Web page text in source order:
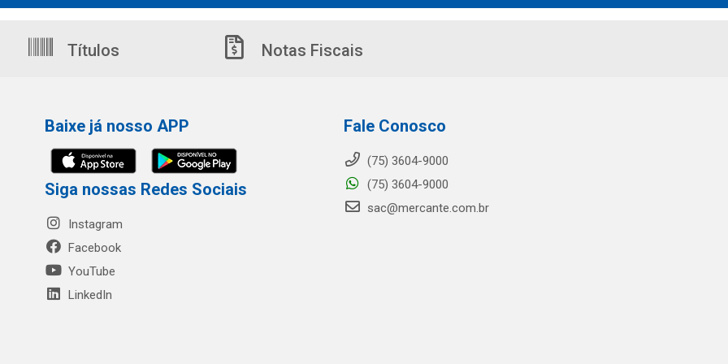
Títulos Notas Fiscais
Baixe já nosso APP
Siga nossas Redes Sociais
Instagram
Facebook
YouTube
LinkedIn
Fale Conosco
(75) 3604-9000
(75) 3604-9000
sac@mercante.com.br